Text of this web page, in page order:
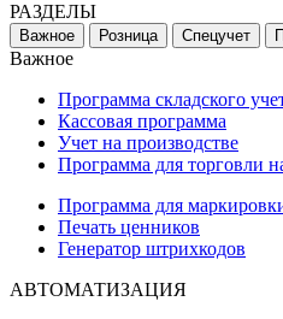
РАЗДЕЛЫ
Важное Розница Спецучет
Важное
Программа складского
Кассовая программа
Учет на производстве
Программа для торговли
Программа для
Печать ценников
Генератор штрихкодов
АВТОМАТИЗАЦИЯ